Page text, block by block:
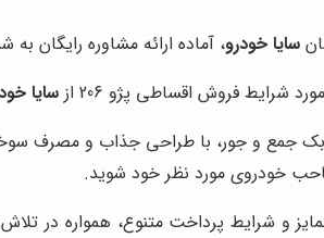
سایا خودرو، آماده ارائه مشاوره رایگان به شما در زمینه خرید اقساطی پژو
شرایط فروش اقساطی پژو 206 از
سایا
جذاب و مصرف سوخت بهینه هستید، پژو 206 می‌تواند گزینه مناسبی برای
خودروی مورد نظر خود شوید.
و شرایط پرداخت متنوع، همواره در